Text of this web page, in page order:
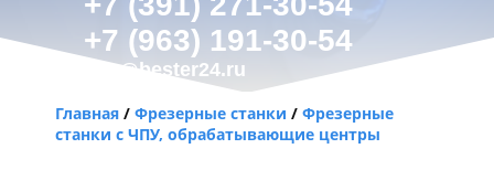
+7 (963) 191-30-54
info@bester24.ru
Главная /Фрезерные станки /Фрезерные
станки с ЧПУ, обрабатывающие центры